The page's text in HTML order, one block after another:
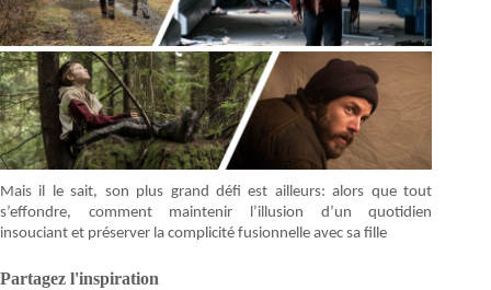
Mais il le sait, son plus grand défi est ailleurs: alors que tout
s’effondre, comment maintenir l’illusion d’un quotidien
insouciant et préserver la complicité fusionnelle avec sa fille
Partagez l'inspiration